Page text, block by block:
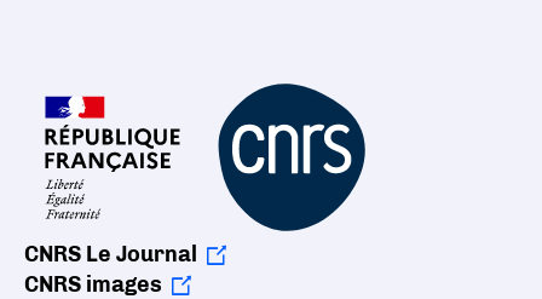
CNRS Le Journal
CNRS images